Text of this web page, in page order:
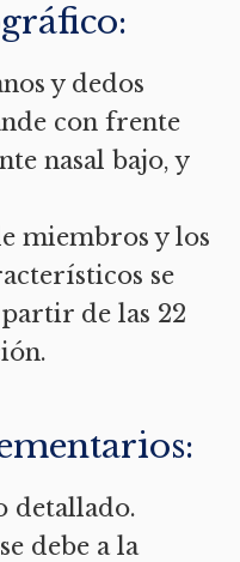
y dedos
con frente
nasal bajo, y
miembros y los
se
de las 22
detallado.
debe a la